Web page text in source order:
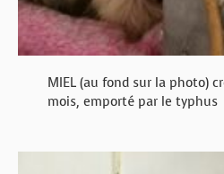
MIEL (au fond sur la photo)
mois, emporté par le typhus